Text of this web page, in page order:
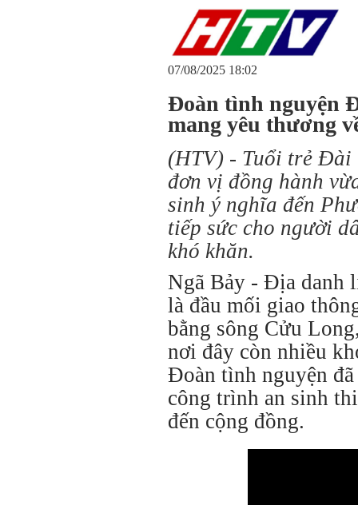
07/08/2025 18:02
Đoàn tình nguyện
mang yêu thương
(HTV) - Tuổi trẻ Đài
đơn vị đồng hành
sinh ý nghĩa đến
tiếp sức cho người
khó khăn.
Ngã Bảy - Địa danh
là đầu mối giao
bằng sông Cửu
nơi đây còn nhiều
Đoàn tình nguyện
công trình an sinh
đến cộng đồng.